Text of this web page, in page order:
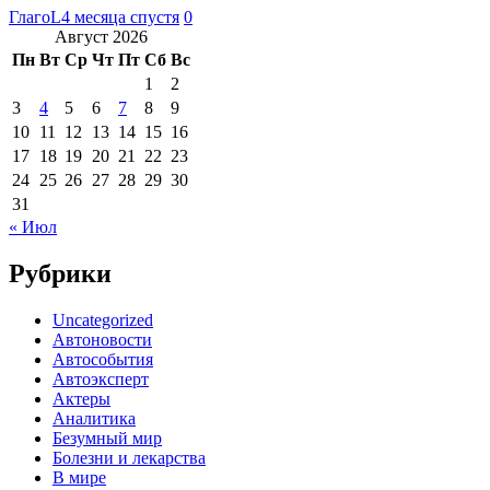
ГлагоL4 месяца спустя 0
Август 2026
Пн Вт Ср Чт Пт Сб Вс
1
2
3
4 5 6 7 8
9
10 11 12 13 14 15 16
17 18 19 20 21 22 23
24 25 26 27 28 29 30
31
« Июл
Рубрики
Uncategorized
Автоновости
Автособытия
Автоэксперт
Актеры
Аналитика
Безумный мир
Болезни и лекарства
В мире